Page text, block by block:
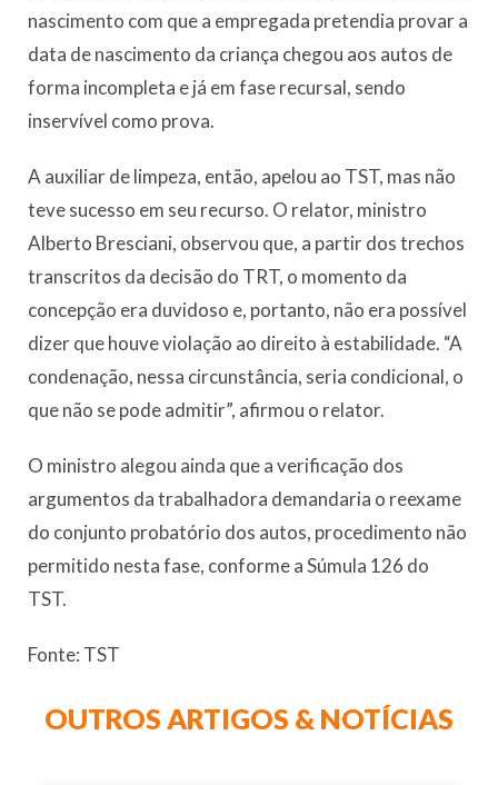
nascimento com que a empregada pretendia provar a
data de nascimento da criança chegou aos autos de
forma incompleta e já em fase recursal, sendo
inservível como prova.
A auxiliar de limpeza, então, apelou ao TST, mas não
teve sucesso em seu recurso. O relator, ministro
Alberto Bresciani, observou que, a partir dos trechos
transcritos da decisão do TRT, o momento da
concepção era duvidoso e, portanto, não era possível
dizer que houve violação ao direito à estabilidade. “A
condenação, nessa circunstância, seria condicional, o
que não se pode admitir”, afirmou o relator.
O ministro alegou ainda que a verificação dos
argumentos da trabalhadora demandaria o reexame
do conjunto probatório dos autos, procedimento não
permitido nesta fase, conforme a Súmula 126 do
TST.
Fonte: TST
OUTROS ARTIGOS & NOTÍCIAS